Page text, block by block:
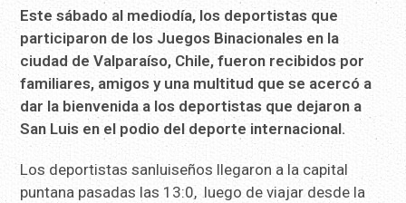
Este sábado al mediodía, los deportistas que
participaron de los Juegos Binacionales en la
ciudad de Valparaíso, Chile, fueron recibidos por
familiares, amigos y una multitud que se acercó a
dar la bienvenida a los deportistas que dejaron a
San Luis en el podio del deporte internacional.
Los deportistas sanluiseños llegaron a la capital
puntana pasadas las 13:0, luego de viajar desde la